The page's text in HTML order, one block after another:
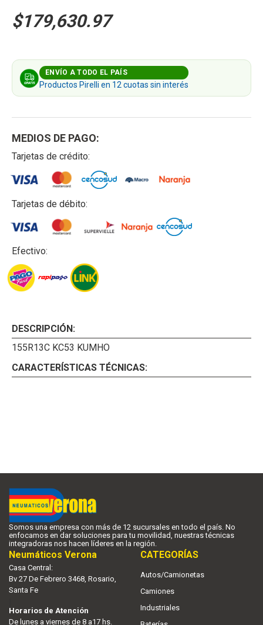
$179,630.97
ENVÍO A TODO EL PAÍS
Productos Pirelli en 12 cuotas sin interés
MEDIOS DE PAGO:
Tarjetas de crédito:
Tarjetas de débito:
Efectivo:
DESCRIPCIÓN:
155R13C KC53 KUMHO
CARACTERÍSTICAS TÉCNICAS:
Somos una empresa con más de 12 sucursales en todo el país. No
enfocamos en dar soluciones para tu movilidad, nuestras técnicas
integradoras nos hacen líderes en la región.
Neumáticos Verona
Casa Central:
Bv 27 De Febrero 3468, Rosario,
Santa Fe
Horarios de Atención
De lunes a viernes de 8 a17 hs.
CATEGORÍAS
Autos/Camionetas
Camiones
Industriales